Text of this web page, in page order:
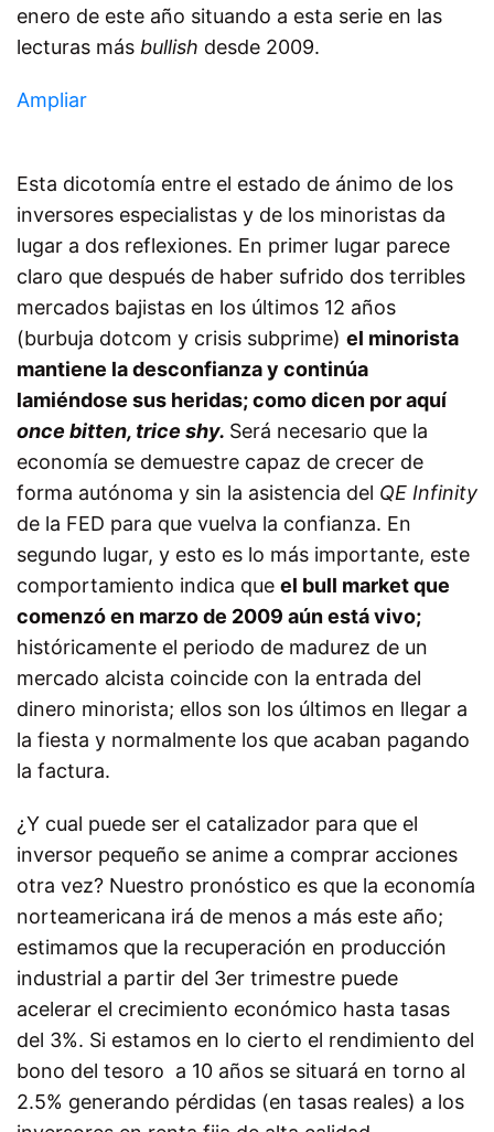
enero de este año situando a esta serie en las
lecturas más bullish desde 2009.
Ampliar
Esta dicotomía entre el estado de ánimo de los
inversores especialistas y de los minoristas da
lugar a dos reflexiones. En primer lugar parece
claro que después de haber sufrido dos terribles
mercados bajistas en los últimos 12 años
(burbuja dotcom y crisis subprime) el minorista
mantiene la desconfianza y continúa
lamiéndose sus heridas; como dicen por aquí
once bitten, trice shy. Será necesario que la
economía se demuestre capaz de crecer de
forma autónoma y sin la asistencia del QE Infinity
de la FED para que vuelva la confianza. En
segundo lugar, y esto es lo más importante, este
comportamiento indica que el bull market que
comenzó en marzo de 2009 aún está vivo;
históricamente el periodo de madurez de un
mercado alcista coincide con la entrada del
dinero minorista; ellos son los últimos en llegar a
la fiesta y normalmente los que acaban pagando
la factura.
¿Y cual puede ser el catalizador para que el
inversor pequeño se anime a comprar acciones
otra vez? Nuestro pronóstico es que la economía
norteamericana irá de menos a más este año;
estimamos que la recuperación en producción
industrial a partir del 3er trimestre puede
acelerar el crecimiento económico hasta tasas
del 3%. Si estamos en lo cierto el rendimiento del
bono del tesoro a 10 años se situará en torno al
2.5% generando pérdidas (en tasas reales) a los